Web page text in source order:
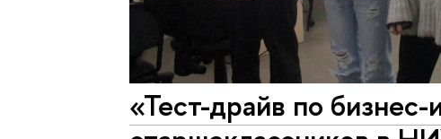
«Тест-драйв по